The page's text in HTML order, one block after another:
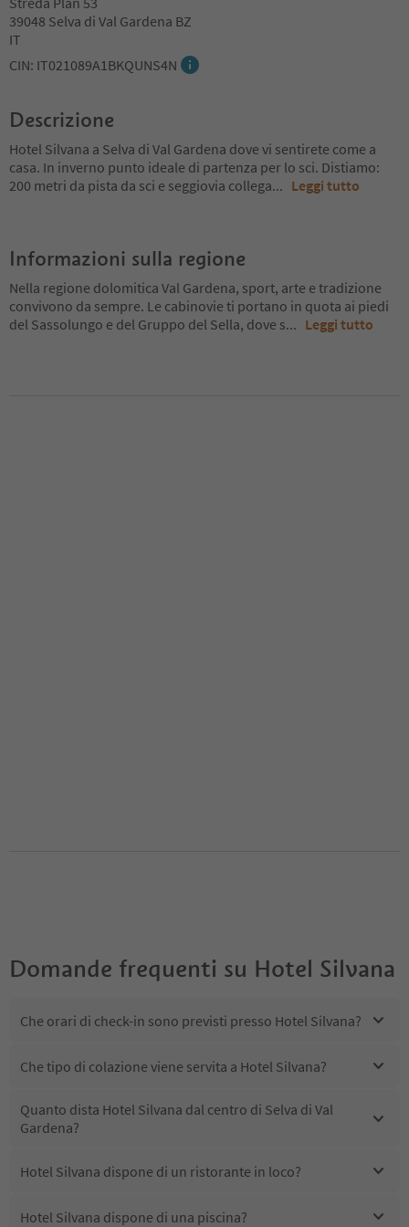
39048 Selva di Val Gardena BZ
IT
CIN: IT021089A1BKQUNS4N
Descrizione
Hotel Silvana a Selva di Val Gardena dove vi sentirete come a
casa. In inverno punto ideale di partenza per lo sci. Distiamo:
200 metri da pista da sci e seggiovia collega... Leggi tutto
Informazioni sulla regione
Nella regione dolomitica Val Gardena, sport, arte e tradizione
convivono da sempre. Le cabinovie ti portano in quota ai piedi
del Sassolungo e del Gruppo del Sella, dove s... Leggi tutto
Domande frequenti su Hotel Silvana
Che orari di check-in sono previsti presso Hotel Silvana?
Che tipo di colazione viene servita a Hotel Silvana?
Quanto dista Hotel Silvana dal centro di Selva di Val
Gardena?
Hotel Silvana dispone di un ristorante in loco?
Hotel Silvana dispone di una piscina?